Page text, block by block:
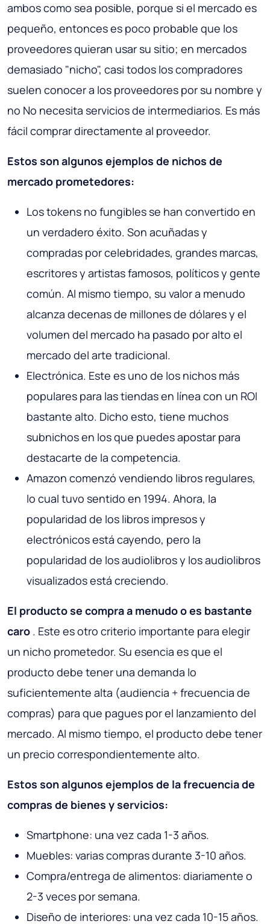
ambos como sea posible, porque si el mercado es
pequeño, entonces es poco probable que los
proveedores quieran usar su sitio; en mercados
demasiado "nicho", casi todos los compradores
suelen conocer a los proveedores por su nombre y
no No necesita servicios de intermediarios. Es más
fácil comprar directamente al proveedor.
Estos son algunos ejemplos de nichos de
mercado prometedores:
Los tokens no fungibles se han convertido en
un verdadero éxito. Son acuñadas y
compradas por celebridades, grandes marcas,
escritores y artistas famosos, políticos y gente
común. Al mismo tiempo, su valor a menudo
alcanza decenas de millones de dólares y el
volumen del mercado ha pasado por alto el
mercado del arte tradicional.
Electrónica. Este es uno de los nichos más
populares para las tiendas en línea con un ROI
bastante alto. Dicho esto, tiene muchos
subnichos en los que puedes apostar para
destacarte de la competencia.
Amazon comenzó vendiendo libros regulares,
lo cual tuvo sentido en 1994. Ahora, la
popularidad de los libros impresos y
electrónicos está cayendo, pero la
popularidad de los audiolibros y los audiolibros
visualizados está creciendo.
El producto se compra a menudo o es bastante
caro . Este es otro criterio importante para elegir
un nicho prometedor. Su esencia es que el
producto debe tener una demanda lo
suficientemente alta (audiencia + frecuencia de
compras) para que pagues por el lanzamiento del
mercado. Al mismo tiempo, el producto debe tener
un precio correspondientemente alto.
Estos son algunos ejemplos de la frecuencia de
compras de bienes y servicios:
Smartphone: una vez cada 1-3 años.
Muebles: varias compras durante 3-10 años.
Compra/entrega de alimentos: diariamente o
2-3 veces por semana.
Diseño de interiores: una vez cada 10-15 años.